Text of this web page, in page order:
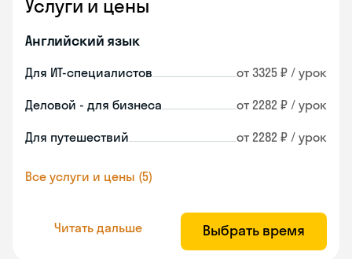
Услуги и цены
Английский язык
Для ИТ-специалистов от 3325 ₽ / урок
Деловой - для бизнеса от 2282 ₽ / урок
Для путешествий от 2282 ₽ / урок
Все услуги и цены (5)
Читать дальше Выбрать время